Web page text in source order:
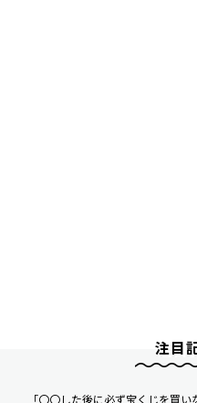
注目
「〇〇した後に必ず宝くじを買